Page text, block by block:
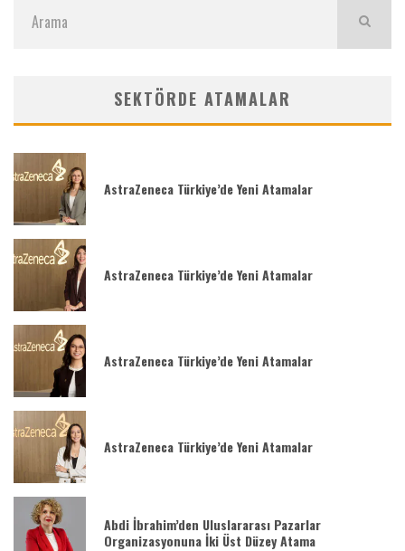
SEKTÖRDE ATAMALAR
AstraZeneca Türkiye’de Yeni Atamalar
AstraZeneca Türkiye’de Yeni Atamalar
AstraZeneca Türkiye’de Yeni Atamalar
AstraZeneca Türkiye’de Yeni Atamalar
Abdi İbrahim’den Uluslararası Pazarlar
Organizasyonuna İki Üst Düzey Atama